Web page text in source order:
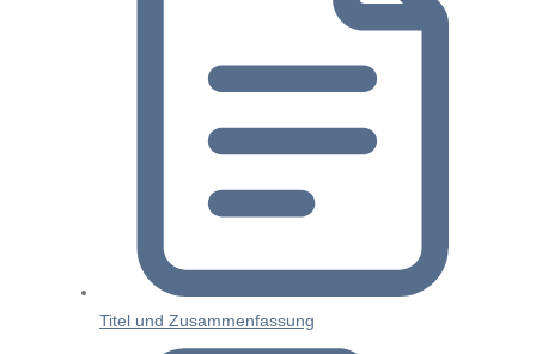
Titel und Zusammenfassung